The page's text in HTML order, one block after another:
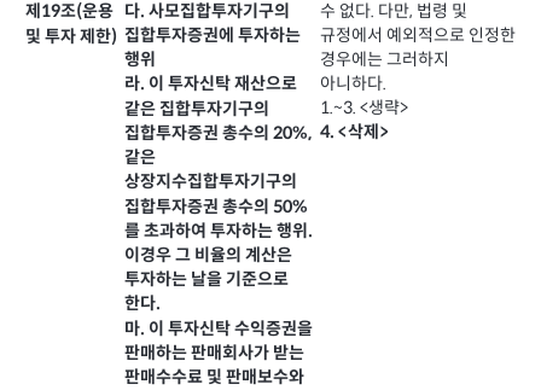
제19조(운용
및 투자 제한)
다. 사모집합투자기구의
집합투자증권에 투자하는
행위
라. 이 투자신탁 재산으로
같은 집합투자기구의
집합투자증권 총수의 20%,
같은
상장지수집합투자기구의
집합투자증권 총수의 50%
를 초과하여 투자하는 행위.
이경우 그 비율의 계산은
투자하는 날을 기준으로
한다.
마. 이 투자신탁 수익증권을
판매하는 판매회사가 받는
판매수수료 및 판매보수와
수 없다. 다만, 법령 및
규정에서 예외적으로 인정한
경우에는 그러하지
아니하다.
1.~3. <생략>
4. <삭제>